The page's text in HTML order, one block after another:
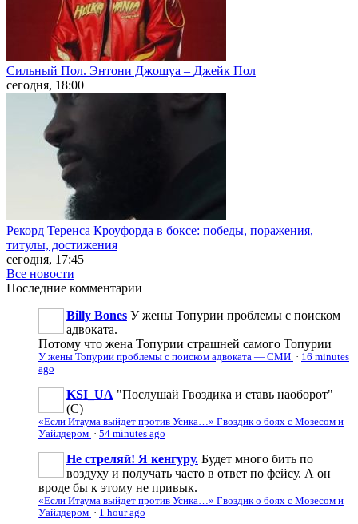
Сильный Пол. Энтони Джошуа – Джейк Пол
сегодня, 18:00
Рекорд Теренса Кроуфорда в боксе: победы, поражения,
титулы, достижения
сегодня, 17:45
Все новости
Последние комментарии
Billy Bones У жены Топурии проблемы с поиском
адвоката.
Потому что жена Топурии страшней самого Топурии
У жены Топурии проблемы с поиском адвоката — СМИ · 16 minutes
ago
KSI_UA "Послушай Гвоздика и ставь наоборот"
(С)
«Если Итаума выйдет против Усика…» Гвоздик о боях с Мозесом и
Уайлдером · 54 minutes ago
Не стреляй! Я кенгуру. Будет много бить по
воздуху и получать часто в ответ по фейсу. А он
вроде бы к этому не привык.
«Если Итаума выйдет против Усика…» Гвоздик о боях с Мозесом и
Уайлдером · 1 hour ago